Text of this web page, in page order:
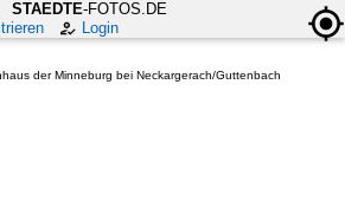
STAEDTE-FOTOS.DE
Login
der Minneburg bei Neckargerach/Guttenbach